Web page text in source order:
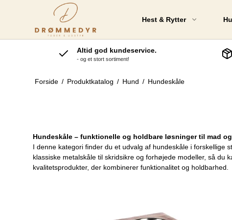
Hest & Rytter
Nordic Horse
Statera HorseCare
HorsePro Nag Tilskud
St. Hippolyt
Altid god kundeservice.
- og et stort sortiment!
Forside / Produktkatalog / Hund / Hundeskåle
Hundeskåle – funktionelle og holdbare løsninger til mad
I denne kategori finder du et udvalg af hundeskåle i forskellige
klassiske metalskåle til skridsikre og forhøjede modeller, så
kvalitetsprodukter, der kombinerer funktionalitet og holdbarhed.